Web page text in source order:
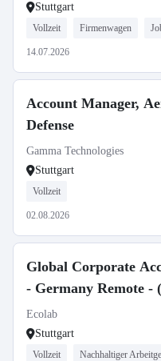
Stuttgart
Vollzeit Firmenwagen
14.07.2026
Account Manager,
Defense
Gamma Technologies
Stuttgart
Vollzeit
02.08.2026
Global Corporate
- Germany Remote -
Ecolab
Stuttgart
Vollzeit Nachhaltiger